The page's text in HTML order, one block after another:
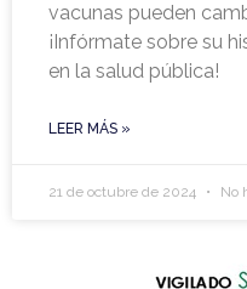
vacunas pueden
¡Infórmate sobre su
en la salud pública!
LEER MÁS »
21 de octubre de 2024 No